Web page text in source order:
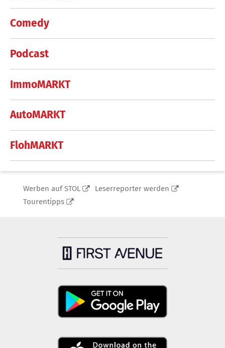
Comedy
Podcast
ImmoMARKT
AutoMARKT
FlohMARKT
Werben auf STOL
Leserreporter werden
Tourentipps